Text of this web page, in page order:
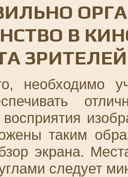
В
ЗРИТЕЛЕЙ
необходимо
таким
экрана.
следует